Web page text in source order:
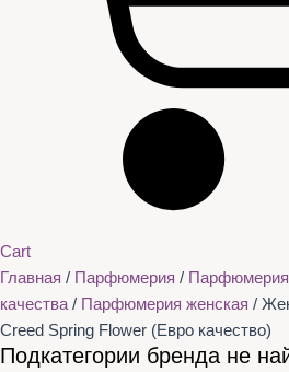
Cart
Главная / Парфюмерия /
качества / Парфюмерия женская /
Creed Spring Flower (Евро качество)
Подкатегории бренда не